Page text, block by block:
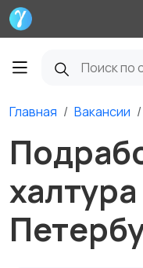
Главная Вакансии